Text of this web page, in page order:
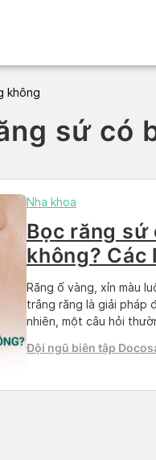
không
sứ có
Nha khoa
Bọc răng
không? Các
răng
Răng ố vàng, xỉn màu
trắng răng là giải pháp
nhiên, một câu hỏi
khác? Cùng Docosan
Đội ngũ biên tập